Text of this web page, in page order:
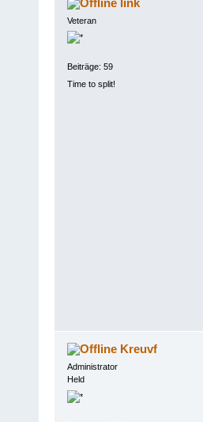
Veteran
Beiträge: 59
Time to split!
Kreuvf
Administrator
Held